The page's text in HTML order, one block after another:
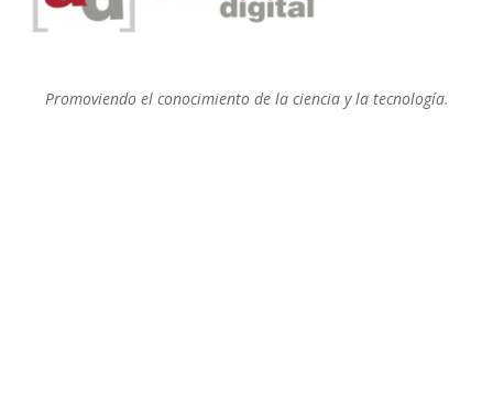
Promoviendo el conocimiento de la ciencia y la tecnología.